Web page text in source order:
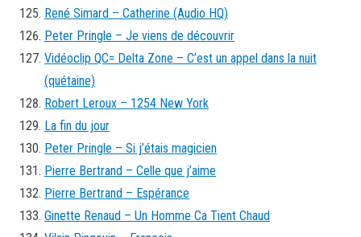
René Simard – Catherine (Audio HQ)
Peter Pringle – Je viens de découvrir
Vidéoclip QC= Delta Zone – C’est un appel dans la nuit
(quétaine)
Robert Leroux – 1254 New York
La fin du jour
Peter Pringle – Si j’étais magicien
Pierre Bertrand – Celle que j’aime
Pierre Bertrand – Espérance
Ginette Renaud – Un Homme Ca Tient Chaud